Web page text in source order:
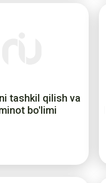
tashkil qilish va
bo'limi